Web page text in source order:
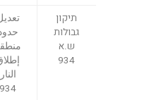
תיקון
גבולות
ש.א
934
النار
934